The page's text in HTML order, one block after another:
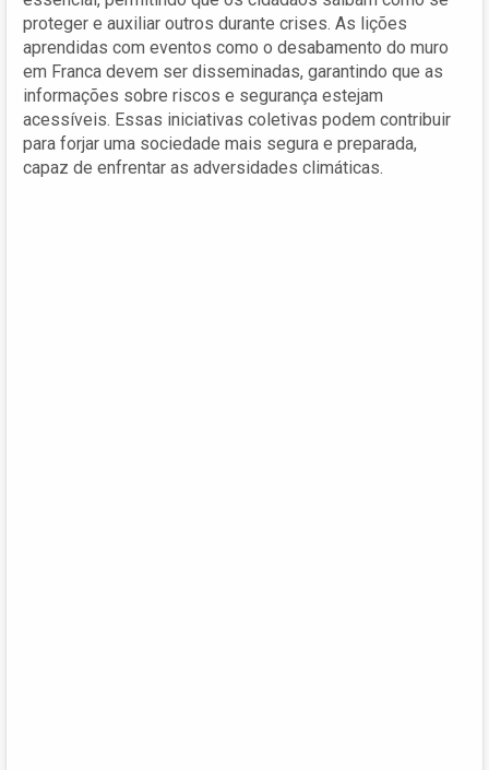
proteger e auxiliar outros durante crises. As lições
aprendidas com eventos como o desabamento do muro
em Franca devem ser disseminadas, garantindo que as
informações sobre riscos e segurança estejam
acessíveis. Essas iniciativas coletivas podem contribuir
para forjar uma sociedade mais segura e preparada,
capaz de enfrentar as adversidades climáticas.